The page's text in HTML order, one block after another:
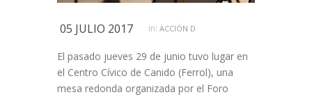
05 JULIO 2017 in:ACCIÓN D
El pasado jueves 29 de junio tuvo lugar en
el Centro Cívico de Canido (Ferrol), una
mesa redonda organizada por el Foro